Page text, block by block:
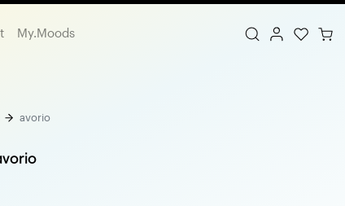
My.Moods
avorio